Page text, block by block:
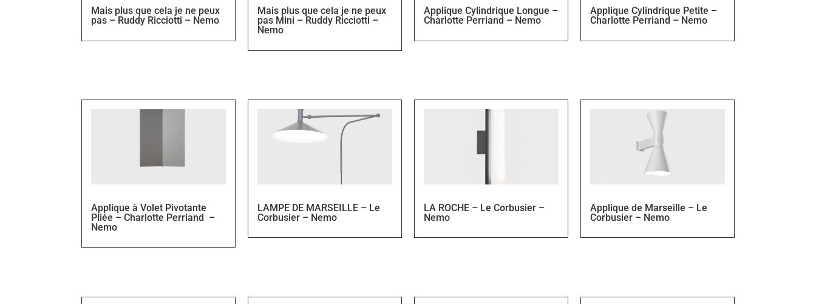
Mais plus que cela je ne peux
pas – Ruddy Ricciotti – Nemo
Mais plus que cela je ne peux
pas Mini – Ruddy Ricciotti –
Nemo
Applique Cylindrique Longue –
Charlotte Perriand – Nemo
Applique Cylindrique Petite –
Charlotte Perriand – Nemo
Applique à Volet Pivotante
Pliée – Charlotte Perriand –
Nemo
LAMPE DE MARSEILLE – Le
Corbusier – Nemo
LA ROCHE – Le Corbusier –
Nemo
Applique de Marseille – Le
Corbusier – Nemo